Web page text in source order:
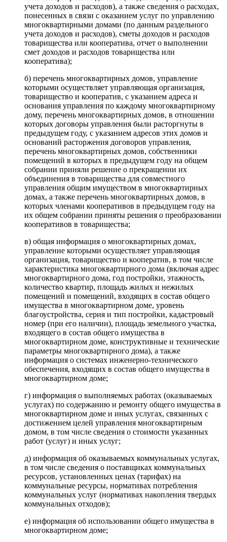
учета доходов и расходов), а также сведения о расходах,
понесенных в связи с оказанием услуг по управлению
многоквартирными домами (по данным раздельного
учета доходов и расходов), сметы доходов и расходов
товарищества или кооператива, отчет о выполнении
смет доходов и расходов товарищества или
кооператива);
б) перечень многоквартирных домов, управление
которыми осуществляет управляющая организация,
товарищество и кооператив, с указанием адреса и
основания управления по каждому многоквартирному
дому, перечень многоквартирных домов, в отношении
которых договоры управления были расторгнуты в
предыдущем году, с указанием адресов этих домов и
оснований расторжения договоров управления,
перечень многоквартирных домов, собственники
помещений в которых в предыдущем году на общем
собрании приняли решение о прекращении их
объединения в товарищества для совместного
управления общим имуществом в многоквартирных
домах, а также перечень многоквартирных домов, в
которых членами кооперативов в предыдущем году на
их общем собрании приняты решения о преобразовании
кооперативов в товарищества;
в) общая информация о многоквартирных домах,
управление которыми осуществляет управляющая
организация, товарищество и кооператив, в том числе
характеристика многоквартирного дома (включая адрес
многоквартирного дома, год постройки, этажность,
количество квартир, площадь жилых и нежилых
помещений и помещений, входящих в состав общего
имущества в многоквартирном доме, уровень
благоустройства, серия и тип постройки, кадастровый
номер (при его наличии), площадь земельного участка,
входящего в состав общего имущества в
многоквартирном доме, конструктивные и технические
параметры многоквартирного дома), а также
информация о системах инженерно-технического
обеспечения, входящих в состав общего имущества в
многоквартирном доме;
г) информация о выполняемых работах (оказываемых
услугах) по содержанию и ремонту общего имущества в
многоквартирном доме и иных услугах, связанных с
достижением целей управления многоквартирным
домом, в том числе сведения о стоимости указанных
работ (услуг) и иных услуг;
д) информация об оказываемых коммунальных услугах,
в том числе сведения о поставщиках коммунальных
ресурсов, установленных ценах (тарифах) на
коммунальные ресурсы, нормативах потребления
коммунальных услуг (нормативах накопления твердых
коммунальных отходов);
е) информация об использовании общего имущества в
многоквартирном доме;